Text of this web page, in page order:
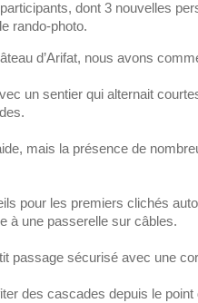
dont 3 nouvelles
rando-photo.
d’Arifat, nous avons
un sentier qui alternait
mais la présence de
pour les premiers clichés
à une passerelle sur câbles.
passage sécurisé avec une
des cascades depuis le